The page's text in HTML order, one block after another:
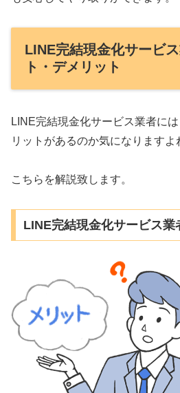
LINE完結現金化サービ
ト・デメリット
LINE完結現金化サービス業者に
リットがあるのか気になりますよ
こちらを解説致します。
LINE完結現金化サービス業